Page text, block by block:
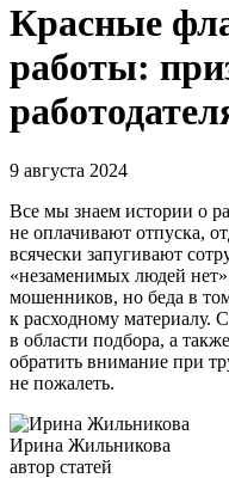
Красные
работы:
9 августа 2024
Все мы знаем истории о
не оплачивают отпуска,
всячески запугивают
«незаменимых людей
мошенников, но беда в
к расходному материалу.
в области подбора, а
обратить внимание при
не пожалеть.
Ирина Жильникова
автор статей